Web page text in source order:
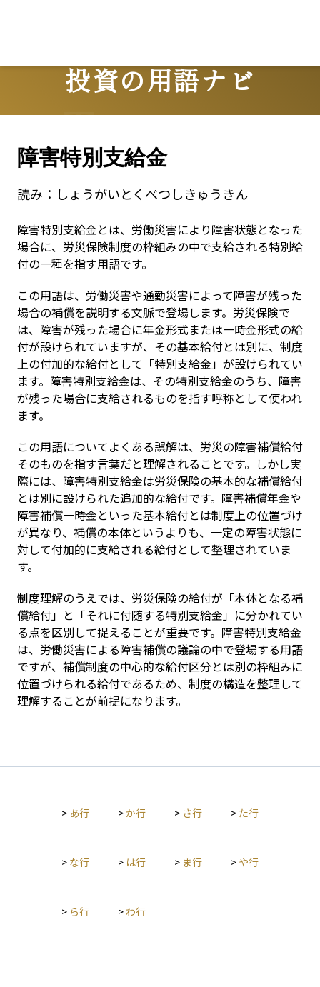
投資の用語ナビ
Terms
障害特別支給金
読み： しょうがいとくべつしきゅうきん
障害特別支給金とは、労働災害により障害状態となった
場合に、労災保険制度の枠組みの中で支給される特別給
付の一種を指す用語です。
この用語は、労働災害や通勤災害によって障害が残った
場合の補償を説明する文脈で登場します。労災保険で
は、障害が残った場合に年金形式または一時金形式の給
付が設けられていますが、その基本給付とは別に、制度
上の付加的な給付として「特別支給金」が設けられてい
ます。障害特別支給金は、その特別支給金のうち、障害
が残った場合に支給されるものを指す呼称として使われ
ます。
この用語についてよくある誤解は、労災の障害補償給付
そのものを指す言葉だと理解されることです。しかし実
際には、障害特別支給金は労災保険の基本的な補償給付
とは別に設けられた追加的な給付です。障害補償年金や
障害補償一時金といった基本給付とは制度上の位置づけ
が異なり、補償の本体というよりも、一定の障害状態に
対して付加的に支給される給付として整理されていま
す。
制度理解のうえでは、労災保険の給付が「本体となる補
償給付」と「それに付随する特別支給金」に分かれてい
る点を区別して捉えることが重要です。障害特別支給金
は、労働災害による障害補償の議論の中で登場する用語
ですが、補償制度の中心的な給付区分とは別の枠組みに
位置づけられる給付であるため、制度の構造を整理して
理解することが前提になります。
> あ行 >か行 > さ行 > た行
> な行 > は行 > ま行 > や行
> ら行 > わ行